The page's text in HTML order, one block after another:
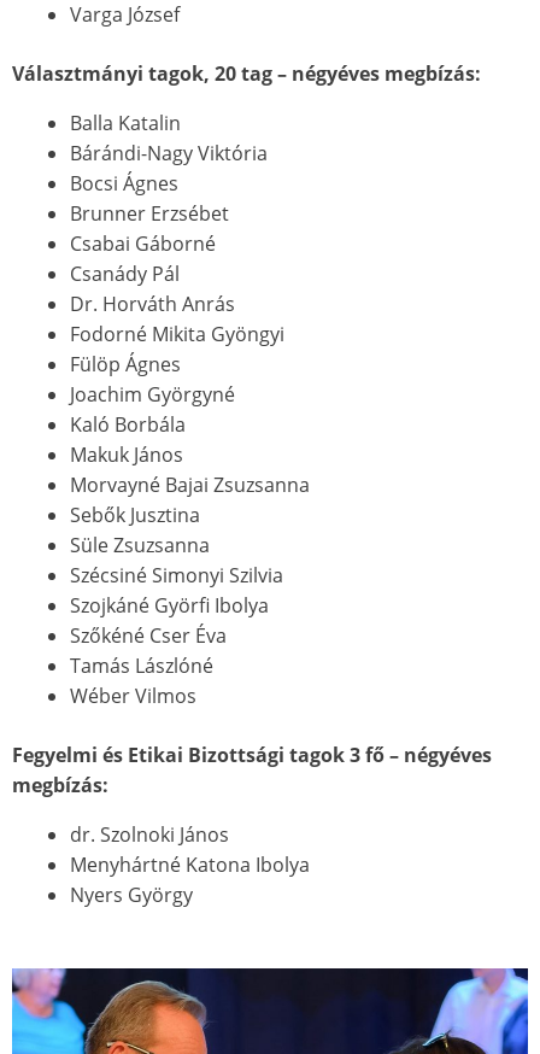
Varga József
Választmányi tagok, 20 tag – négyéves megbízás:
Balla Katalin
Bárándi-Nagy Viktória
Bocsi Ágnes
Brunner Erzsébet
Csabai Gáborné
Csanády Pál
Dr. Horváth Anrás
Fodorné Mikita Gyöngyi
Fülöp Ágnes
Joachim Györgyné
Kaló Borbála
Makuk János
Morvayné Bajai Zsuzsanna
Sebők Jusztina
Süle Zsuzsanna
Szécsiné Simonyi Szilvia
Szojkáné Györfi Ibolya
Szőkéné Cser Éva
Tamás Lászlóné
Wéber Vilmos
Fegyelmi és Etikai Bizottsági tagok 3 fő – négyéves
megbízás:
dr. Szolnoki János
Menyhártné Katona Ibolya
Nyers György